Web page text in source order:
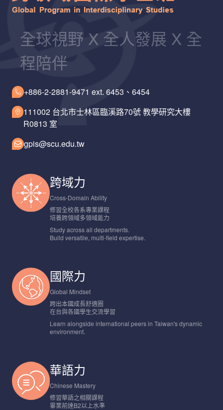
全球視野 X 全人發展 X 全
程陪伴
+886-2-2881-9471 ext. 6453、6454
111002 台北市士林區臨溪路70號 教學研究大樓
R0813 室
gpis@scu.edu.tw
跨域力
Cross-Domain Ability
修習全校各系專業課程
培養跨領域多領域能力
Study across all departments.
Build versatile, multi-field expertise.
國際力
Global Mindset
跨出本國成長舒適圈
在台與各國學生交流學習
Learn alongside international peers in Taiwan's dynamic
environment.
華語力
Chinese Mastery
修習華語之相關課程
畢業前達B2以上水準